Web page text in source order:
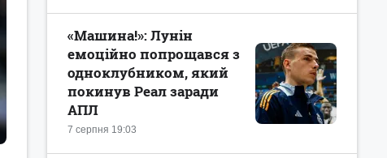
7 серпня 19:03
«Машина!»: Лунін
емоційно попрощався з
одноклубником, який
покинув Реал заради
АПЛ